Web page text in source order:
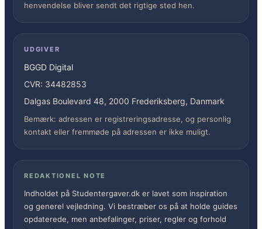
henvendelse bliver sendt det rigtige sted hen.
UDGIVER
BGGD Digital
CVR: 34482853
Dalgas Boulevard 48, 2000 Frederiksberg, Danmark
Bemærk: adressen er registreringsadresse, og personlig
kontakt eller fremmøde på adressen er ikke muligt.
REDAKTIONEL NOTE
Indholdet på Studentergaver.dk er lavet som inspiration
og generel vejledning. Vi bestræber os på at holde guides
opdaterede, men anbefalinger, priser, regler og forhold